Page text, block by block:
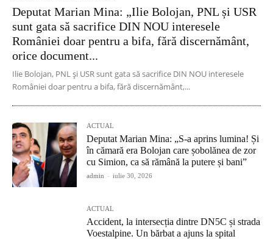
Deputat Marian Mina: „Ilie Bolojan, PNL și USR
sunt gata să sacrifice DIN NOU interesele
României doar pentru a bifa, fără discernământ,
orice document...
Ilie Bolojan, PNL și USR sunt gata să sacrifice DIN NOU interesele
României doar pentru a bifa, fără discernământ,...
ACTUAL
Deputat Marian Mina: „S-a aprins lumina! Și
în cămară era Bolojan care șobolănea de zor
cu Simion, ca să rămână la putere și bani”
admin - iulie 30, 2026
ACTUAL
Accident, la intersecția dintre DN5C și strada
Voestalpine. Un bărbat a ajuns la spital